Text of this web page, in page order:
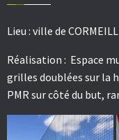
Lieu : ville de
Réalisation : Espace
grilles doublées sur la
PMR sur côté du but,